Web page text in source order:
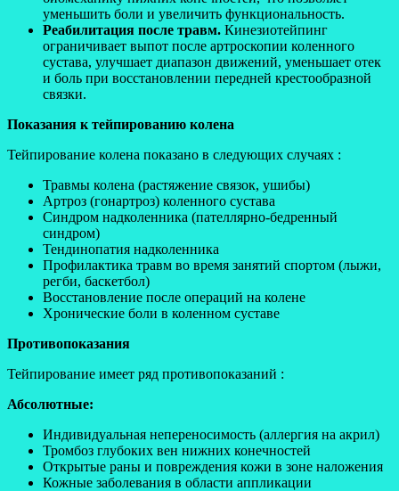
уменьшить боли и увеличить функциональность.
Реабилитация после травм. Кинезиотейпинг
ограничивает выпот после артроскопии коленного
сустава, улучшает диапазон движений, уменьшает отек
и боль при восстановлении передней крестообразной
связки.
Показания к тейпированию колена
Тейпирование колена показано в следующих случаях :
Травмы колена (растяжение связок, ушибы)
Артроз (гонартроз) коленного сустава
Синдром надколенника (пателлярно-бедренный
синдром)
Тендинопатия надколенника
Профилактика травм во время занятий спортом (лыжи,
регби, баскетбол)
Восстановление после операций на колене
Хронические боли в коленном суставе
Противопоказания
Тейпирование имеет ряд противопоказаний :
Абсолютные:
Индивидуальная непереносимость (аллергия на акрил)
Тромбоз глубоких вен нижних конечностей
Открытые раны и повреждения кожи в зоне наложения
Кожные заболевания в области аппликации